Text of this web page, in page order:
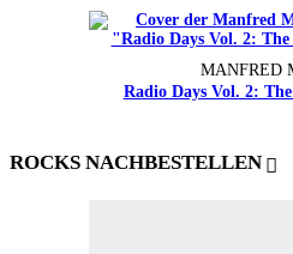
MANFRED
Radio Days Vol. 2:
ROCKS NACHBESTELLEN